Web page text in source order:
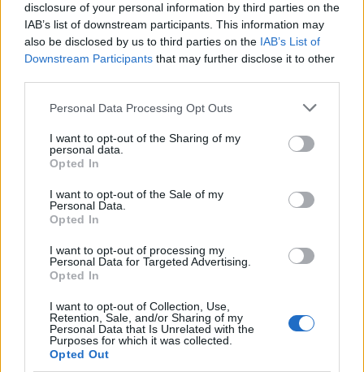
disclosure of your personal information by third parties on the
IAB’s list of downstream participants. This information may
also be disclosed by us to third parties on the IAB’s List of
Downstream Participants that may further disclose it to other
Please note that this website/app uses one or more Google
not limited to your visit or usage behaviour. You may click to
grant or deny consent to Google and its third-party tags to
use your data for below specified purposes in below Google
consent section.
Personal Data Processing Opt Outs
I want to opt-out of the Sharing of my
personal data.
Opted In
I want to opt-out of the Sale of my
Personal Data.
Opted In
I want to opt-out of processing my
Personal Data for Targeted Advertising.
Opted In
I want to opt-out of Collection, Use,
Retention, Sale, and/or Sharing of my
Personal Data that Is Unrelated with the
Purposes for which it was collected.
Opted Out
αξιολογητές κλπ)».
ΑΣΕΠ: Πιστοποίηση Αγγλικών σε
μόνο 2 ημέρες στα χέρια σας
ΑΣΕΠ: Εξ αποστάσεως η πιο Εύκολη
Πιστοποίηση Υπολογιστών σε 2
μέρες